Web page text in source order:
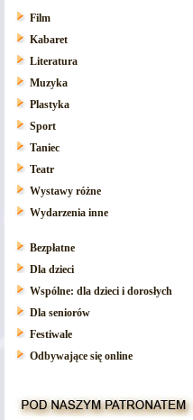
Film
Kabaret
Literatura
Muzyka
Plastyka
Sport
Taniec
Teatr
Wystawy różne
Wydarzenia inne
Bezpłatne
Dla dzieci
Wspólne: dla dzieci i dorosłych
Dla seniorów
Festiwale
Odbywające się online